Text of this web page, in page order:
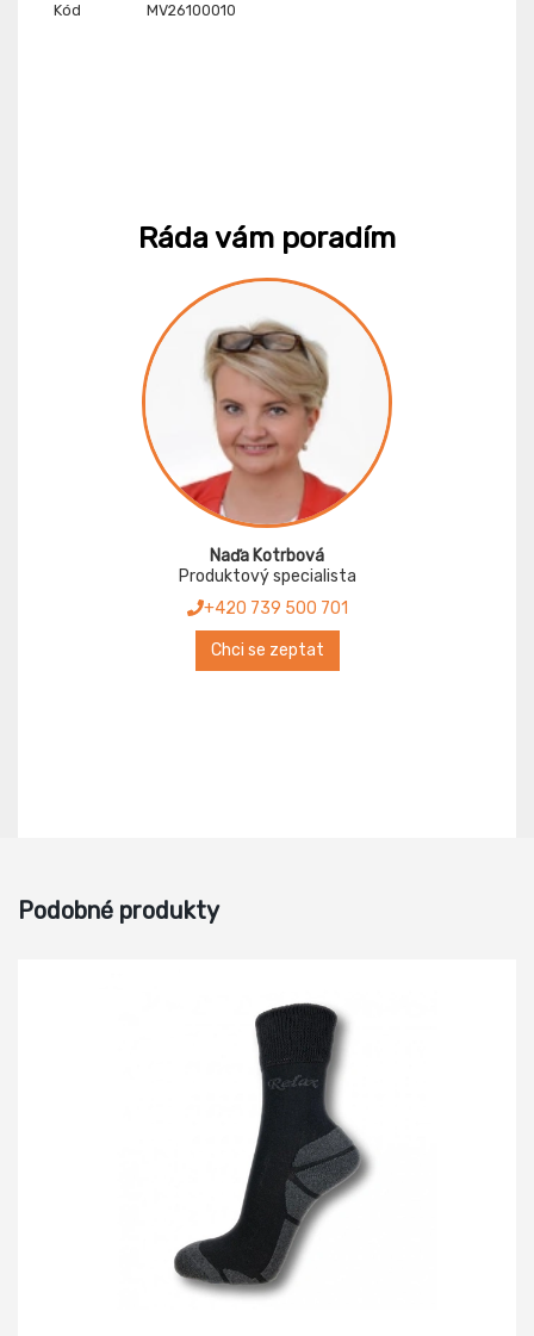
Kód MV26100010
Ráda vám poradím
Naďa Kotrbová
Produktový specialista
+420 739 500 701
Chci se zeptat
Podobné produkty